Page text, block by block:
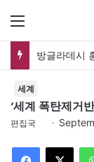
세계
‘세계 폭탄제거
편집국